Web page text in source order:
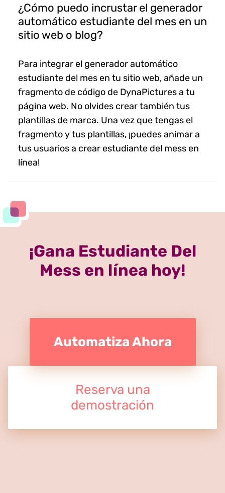
¿Cómo puedo incrustar el generador
automático estudiante del mes en un
sitio web o blog?
Para integrar el generador automático
estudiante del mes en tu sitio web, añade un
fragmento de código de DynaPictures a tu
página web. No olvides crear también tus
plantillas de marca. Una vez que tengas el
fragmento y tus plantillas, ¡puedes animar a
tus usuarios a crear estudiante del mess en
línea!
¡Gana Estudiante Del
Mess en línea hoy!
Automatiza Ahora
Reserva una
demostración